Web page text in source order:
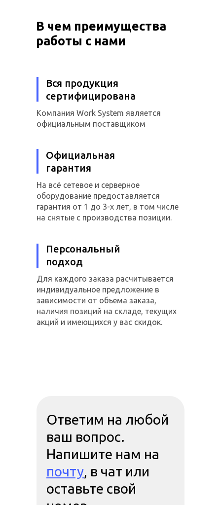
В чем преимущества
работы с нами
Вся продукция
сертифицирована
Компания Work System является
официальным поставщиком
Официальная
гарантия
На всё сетевое и серверное
оборудование предоставляется
гарантия от 1 до 3-х лет, в том числе
на снятые с производства позиции.
Персональный
подход
Для каждого заказа расчитывается
индивидуальное предложение в
зависимости от объема заказа,
наличия позиций на складе, текущих
акций и имеющихся у вас скидок.
Ответим на любой
ваш вопрос.
Напишите нам на
почту, в чат или
оставьте свой